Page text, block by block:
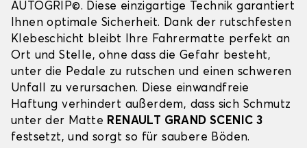
AUTOGRIP©. Diese einzigartige Technik garantiert
Ihnen optimale Sicherheit. Dank der rutschfesten
Klebeschicht bleibt Ihre Fahrermatte perfekt an
Ort und Stelle, ohne dass die Gefahr besteht,
unter die Pedale zu rutschen und einen schweren
Unfall zu verursachen. Diese einwandfreie
Haftung verhindert außerdem, dass sich Schmutz
unter der Matte RENAULT GRAND SCENIC 3
festsetzt, und sorgt so für saubere Böden.